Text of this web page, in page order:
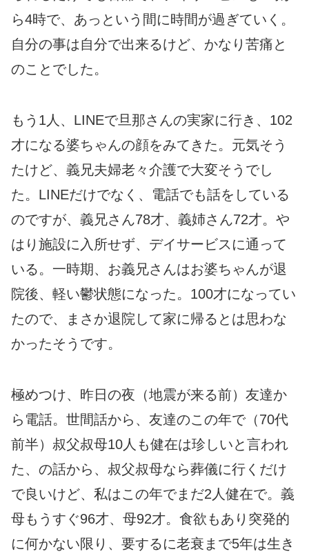
ら4時で、あっという間に時間が過ぎていく。
自分の事は自分で出来るけど、かなり苦痛と
のことでした。
もう1人、LINEで旦那さんの実家に行き、102
才になる婆ちゃんの顔をみてきた。元気そう
たけど、義兄夫婦老々介護で大変そうでし
た。LINEだけでなく、電話でも話をしている
のですが、義兄さん78才、義姉さん72才。や
はり施設に入所せず、デイサービスに通って
いる。一時期、お義兄さんはお婆ちゃんが退
院後、軽い鬱状態になった。100才になってい
たので、まさか退院して家に帰るとは思わな
かったそうです。
極めつけ、昨日の夜（地震が来る前）友達か
ら電話。世間話から、友達のこの年で（70代
前半）叔父叔母10人も健在は珍しいと言われ
た、の話から、叔父叔母なら葬儀に行くだけ
で良いけど、私はこの年でまだ2人健在で。義
母もうすぐ96才、母92才。食欲もあり突発的
に何かない限り、要するに老衰まで5年は生き